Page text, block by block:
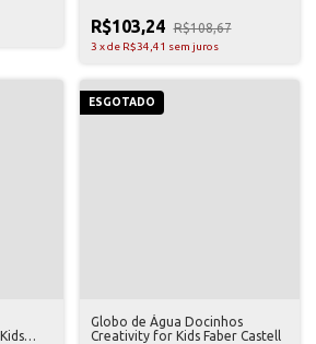
R$103,24 R$108,67
3 xde R$34,41 sem juros
ESGOTADO
Globo de Água Docinhos
Creativity for Kids Faber Castell